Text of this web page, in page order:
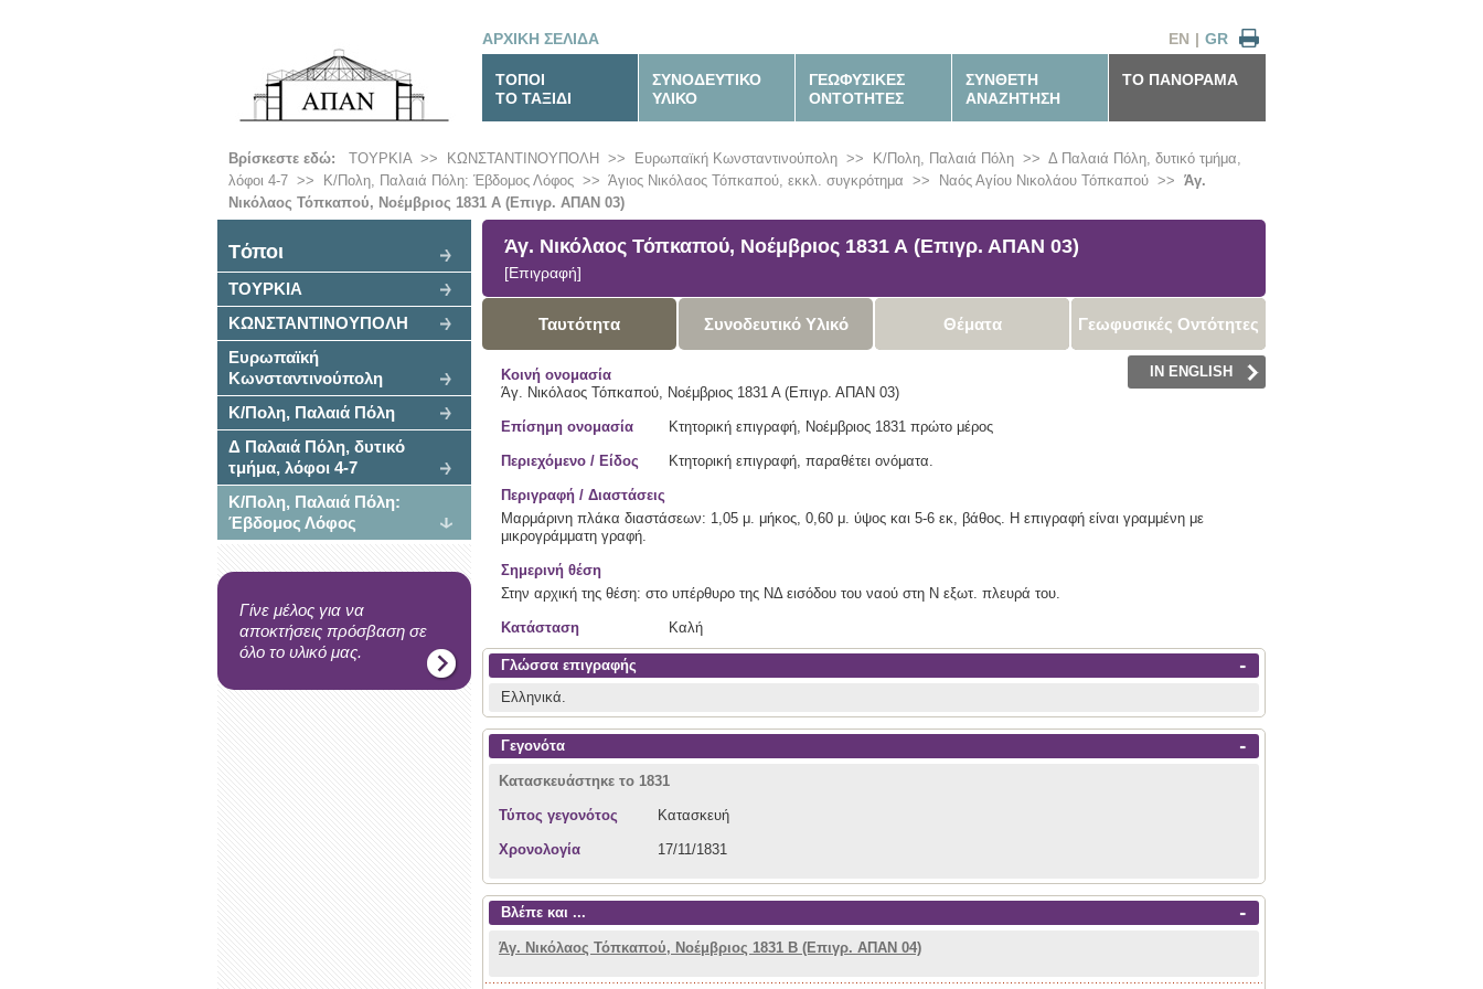
ΑΡΧΙΚΗ ΣΕΛΙΔΑ GR
|
EN
ΤΟΠΟΙ
ΤΟ ΤΑΞΙΔΙ
ΣΥΝΟΔΕΥΤΙΚΟ
ΥΛΙΚΟ
ΓΕΩΦΥΣΙΚΕΣ
ΟΝΤΟΤΗΤΕΣ
ΣΥΝΘΕΤΗ
ΑΝΑΖΗΤΗΣΗ
ΤΟ ΠΑΝΟΡΑΜΑ
Βρίσκεστε εδώ: ΤΟΥΡΚΙΑ>> ΚΩΝΣΤΑΝΤΙΝΟΥΠΟΛΗ >> Ευρωπαϊκή Κωνσταντινούπολη >> Κ/Πολη, Παλαιά Πόλη >> Δ Παλαιά Πόλη, δυτικό τμήμα,
λόφοι 4-7 >> Κ/Πολη, Παλαιά Πόλη: Έβδομος Λόφος >> Άγιος Νικόλαος Τόπκαπού, εκκλ. συγκρότημα >> Ναός Αγίου Νικολάου Τόπκαπού >> Άγ.
Νικόλαος Τόπκαπού, Νοέμβριος 1831 Α (Επιγρ. ΑΠΑΝ 03)
Tόποι
ΤΟΥΡΚΙΑ
ΚΩΝΣΤΑΝΤΙΝΟΥΠΟΛΗ
Ευρωπαϊκή
Κωνσταντινούπολη
Κ/Πολη, Παλαιά Πόλη
Δ Παλαιά Πόλη, δυτικό
τμήμα, λόφοι 4-7
Κ/Πολη, Παλαιά Πόλη:
Έβδομος Λόφος
Γίνε μέλος για να
αποκτήσεις πρόσβαση σε
όλο το υλικό μας.
Άγ. Νικόλαος Τόπκαπού, Νοέμβριος 1831 Α (Επιγρ. ΑΠΑΝ 03)
[Επιγραφή]
Ταυτότητα Συνοδευτικό Υλικό Θέματα Γεωφυσικές Οντότητες
IN ENGLISH
Κοινή ονομασία
Άγ. Νικόλαος Τόπκαπού, Νοέμβριος 1831 Α (Επιγρ. ΑΠΑΝ 03)
Επίσημη ονομασία Κτητορική επιγραφή, Νοέμβριος 1831 πρώτο μέρος
Περιεχόμενο / Είδος Κτητορική επιγραφή, παραθέτει ονόματα.
Περιγραφή / Διαστάσεις
Μαρμάρινη πλάκα διαστάσεων: 1,05 μ. μήκος, 0,60 μ. ύψος και 5-6 εκ, βάθος. Η επιγραφή είναι γραμμένη με
μικρογράμματη γραφή.
Σημερινή θέση
Στην αρχική της θέση: στο υπέρθυρο της ΝΔ εισόδου του ναού στη Ν εξωτ. πλευρά του.
Κατάσταση Καλή
Γλώσσα επιγραφής -
Ελληνικά.
Γεγονότα -
Κατασκευάστηκε το 1831
Τύπος γεγονότος Κατασκευή
Χρονολογία 17/11/1831
Βλέπε και ... -
Άγ. Νικόλαος Τόπκαπού, Νοέμβριος 1831 Β (Επιγρ. ΑΠΑΝ 04)